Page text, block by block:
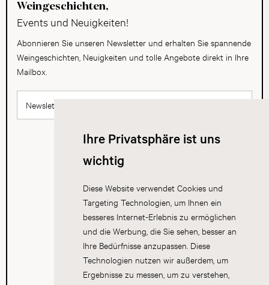
Ihre Privatsphäre ist uns
wichtig
Diese Website verwendet Cookies und
Targeting Technologien, um Ihnen ein
besseres Internet-Erlebnis zu ermöglichen
und die Werbung, die Sie sehen, besser an
Ihre Bedürfnisse anzupassen. Diese
Technologien nutzen wir außerdem, um
Ergebnisse zu messen, um zu verstehen,
Weingeschichten,
Events und Neuigkeiten!
Abonnieren Sie unseren Newsletter und erhalten Sie spannende
Weingeschichten, Neuigkeiten und tolle Angebote direkt in Ihre
Mailbox.
Newsletter abonnieren